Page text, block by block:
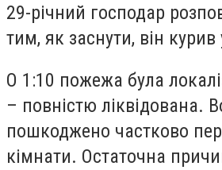
29-річний господар
тим, як заснути, він курив
О 1:10 пожежа була
– повністю ліквідована.
пошкоджено частково
кімнати. Остаточна